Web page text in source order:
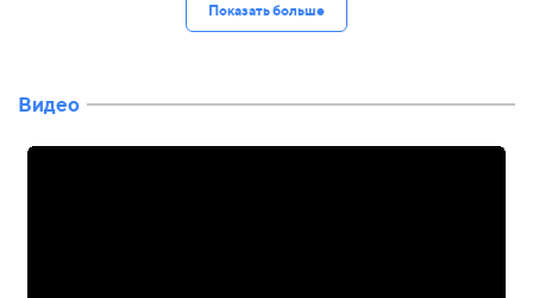
Показать больше
Видео